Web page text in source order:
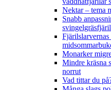
Nektar – tema
Snabb
Monarker
Mindre kräsna
norrut
Vad tittar du